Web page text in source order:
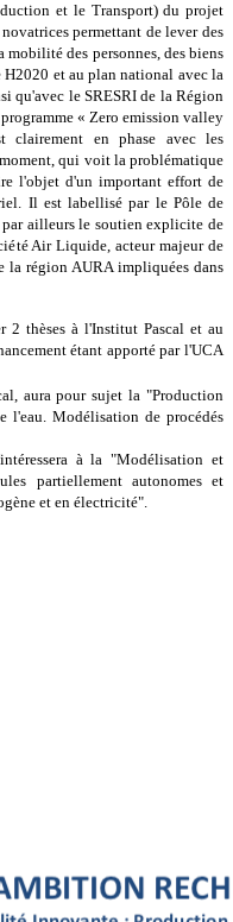
et le Transport) du projet
permettant de lever des
des personnes, des biens
H2020 et au plan national avec la
qu'avec le SRESRI de la Région
« Zero emission valley
en phase avec les
qui voit la problématique
l'objet d'un important effort de
Il est labellisé par le Pôle de
ailleurs le soutien explicite de
Air Liquide, acteur majeur de
la région AURA impliquées dans
2 thèses à l'Institut Pascal et au
étant apporté par l'UCA
aura pour sujet la "Production
l'eau. Modélisation de procédés
à la "Modélisation et
partiellement autonomes et
et en électricité".